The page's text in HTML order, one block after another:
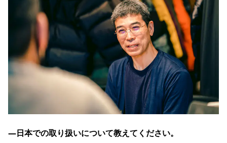
―日本での取り扱いについて教えてください。